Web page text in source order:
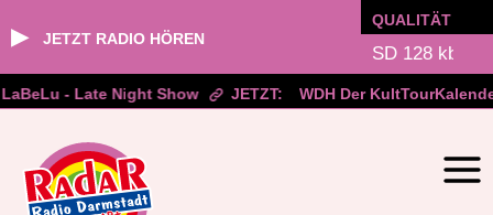
▶ JETZT RADIO HÖREN
QUALITÄT
- Late Night Show JETZT: WDH Der KultTourKalender
springen